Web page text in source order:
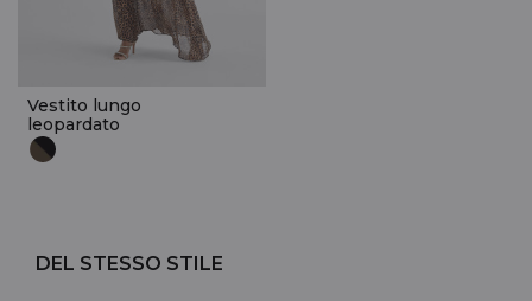
Vestito lungo
leopardato
DEL STESSO STILE